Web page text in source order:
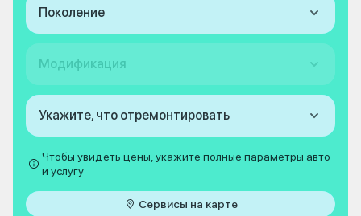
Поколение
Модификация
Укажите, что отремонтировать
Чтобы увидеть цены, укажите полные параметры авто
и услугу
Сервисы на карте